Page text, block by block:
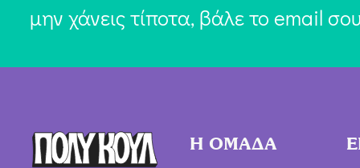
μην χάνεις τίποτα, βάλε το email
Η ΟΜΑΔΑ